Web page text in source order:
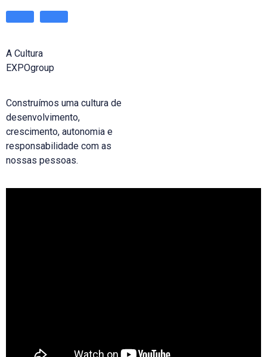
A Cultura
EXPOgroup
Construímos uma cultura de
desenvolvimento,
crescimento, autonomia e
responsabilidade com as
nossas pessoas.